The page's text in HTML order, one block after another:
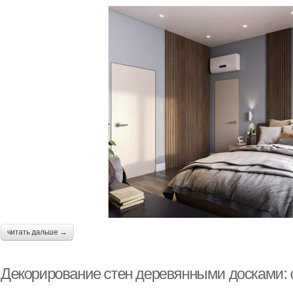
читать дальше →
Декорирование стен деревянными